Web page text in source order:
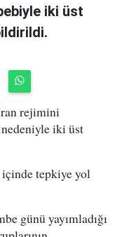
iki üst
rejimini
iki üst
içinde tepkiye yol
günü yayımladığı